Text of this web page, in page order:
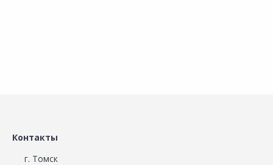
Контакты
г. Томск